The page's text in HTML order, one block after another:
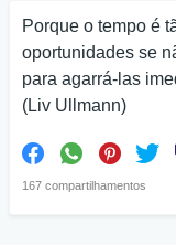
Porque o tempo é
oportunidades se
para agarrá-las
(Liv Ullmann)
167 compartilhamentos